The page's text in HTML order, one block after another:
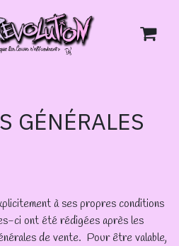
GÉNÉRALES
à ses propres conditions
ci ont été rédigées après les
de vente. Pour être valable,